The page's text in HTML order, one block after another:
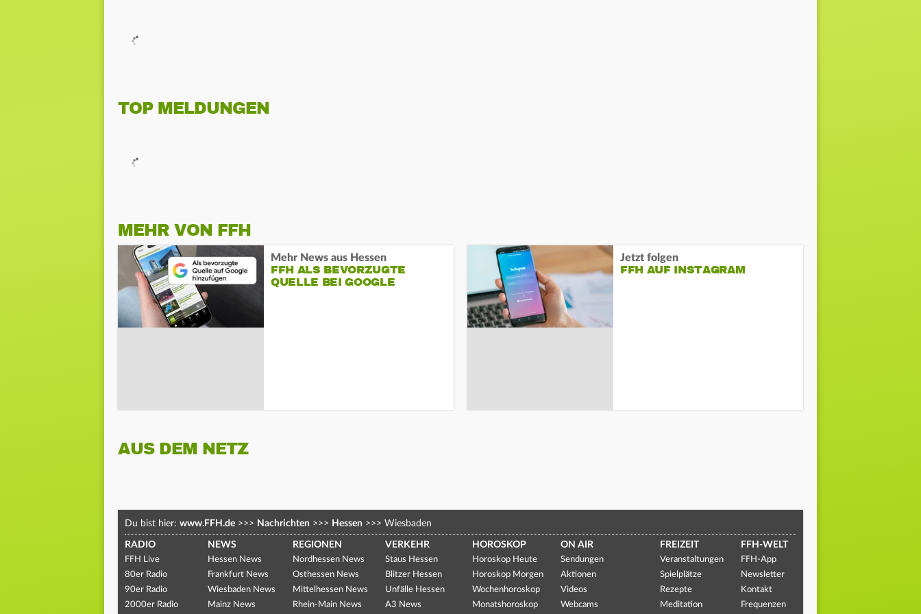
TOP MELDUNGEN
MEHR VON FFH
Mehr News aus Hessen
FFH ALS BEVORZUGTE
QUELLE BEI GOOGLE
Jetzt folgen
FFH AUF INSTAGRAM
AUS DEM NETZ
Du bist hier: www.FFH.de >>> Nachrichten >>> Hessen >>> Wiesbaden
RADIO
FFH Live
80er Radio
90er Radio
2000er Radio
NEWS
Hessen News
Frankfurt News
Wiesbaden News
Mainz News
REGIONEN
Nordhessen News
Osthessen News
Mittelhessen News
Rhein-Main News
VERKEHR
Staus Hessen
Blitzer Hessen
Unfälle Hessen
A3 News
HOROSKOP
Horoskop Heute
Horoskop Morgen
Wochenhoroskop
Monatshoroskop
ON AIR
Sendungen
Aktionen
Videos
Webcams
FREIZEIT
Veranstaltungen
Spielplätze
Rezepte
Meditation
FFH-WELT
FFH-App
Newsletter
Kontakt
Frequenzen